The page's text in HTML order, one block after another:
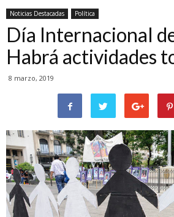
Noticias Destacadas Política
Día Internacional
Habrá actividades
8 marzo, 2019